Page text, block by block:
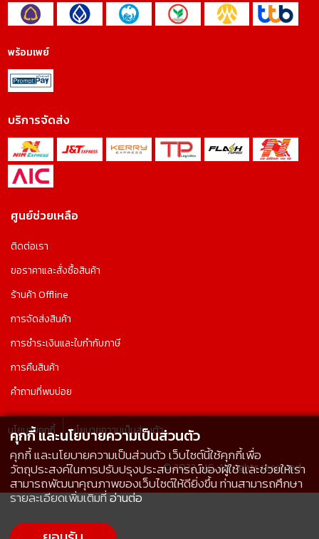
พร้อมเพย์
บริการจัดส่ง
ศูนย์ช่วยเหลือ
ติดต่อเรา
ขอราคาและสั่งซื้อสินค้า
ร้านค้า Offline
การจัดส่งสินค้า
การชำระเงินและใบกำกับภาษี
การคืนสินค้า
คำถามที่พบบ่อย
นโยบายคุกกี้ นโยบายความเป็นส่วนตัว
© 2022 AIC, All rights reserved.
คุกกี้ และนโยบายความเป็นส่วนตัว
คุกกี้ และนโยบายความเป็นส่วนตัว เว็บไซต์นี้ใช้คุกกี้เพื่อ
วัตถุประสงค์ในการปรับปรุงประสบการณ์ของผู้ใช้ และช่วยให้เรา
สามารถพัฒนาคุณภาพของเว็บไซต์ให้ดียิ่งขึ้น ท่านสามารถศึกษา
รายละเอียดเพิ่มเติมที่อ่านต่อ